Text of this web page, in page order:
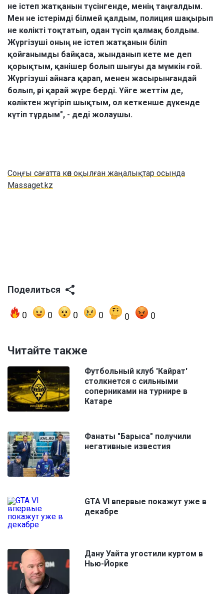
не істеп жатқанын түсінгенде, менің таңғалдым.
Мен не істерімді білмей қалдым, полиция шақырып
не көлікті тоқтатып, одан түсіп қалмақ болдым.
Жүргізуші оның не істеп жатқанын біліп
қойғанымды байқаса, жынданып кете ме деп
қорықтым, қанішер болып шығуы да мүмкін ғой.
Жүргізуші айнаға қарап, менен жасырынғандай
болып, әрі қарай жүре берді. Үйге жеттім де,
көліктен жүгіріп шықтым, ол кеткенше дүкенде
күтіп тұрдым", - деді жолаушы.
Соңғы сағатта көп оқылған жаңалықтар осында
Massaget.kz
Поделиться
0 0 0 0 0 0
Читайте также
Футбольный клуб 'Кайрат'
столкнется с сильными
соперниками на турнире в
Катаре
Фанаты "Барыса" получили
негативные известия
GTA VI впервые покажут уже в
декабре
Дану Уайта угостили куртом в
Нью-Йорке